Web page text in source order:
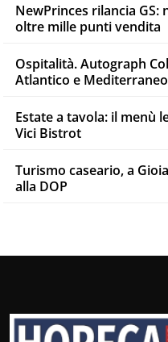
NewPrinces rilancia GS:
oltre mille punti vendita
Ospitalità. Autograph
Atlantico e
Estate a tavola: il menù
Vici Bistrot
Turismo caseario, a
alla DOP